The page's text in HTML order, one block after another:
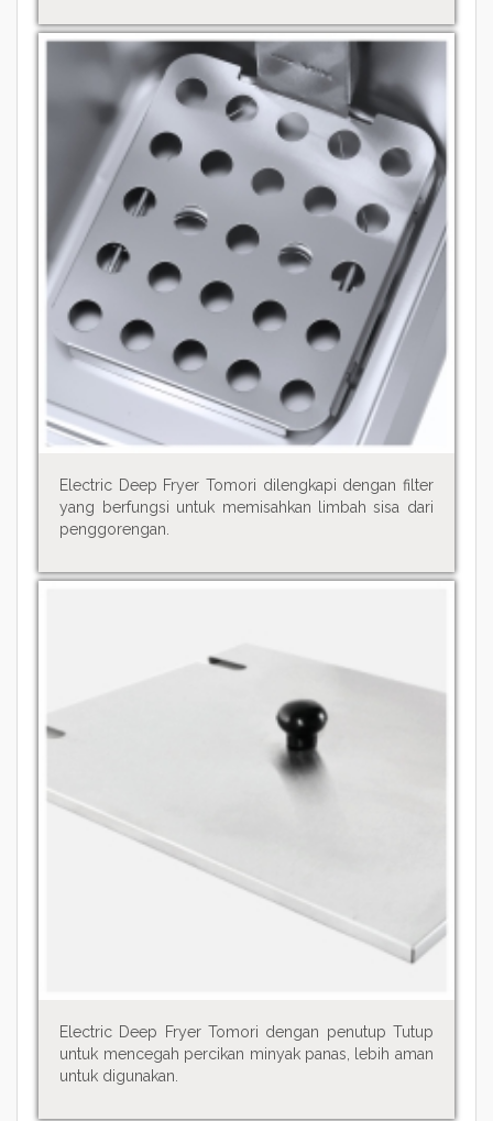
Electric Deep Fryer Tomori dilengkapi dengan filter
yang berfungsi untuk memisahkan limbah sisa dari
penggorengan.
Electric Deep Fryer Tomori dengan penutup Tutup
untuk mencegah percikan minyak panas, lebih aman
untuk digunakan.